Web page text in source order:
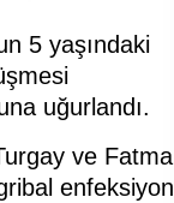
5 yaşındaki
uğurlandı.
ve Fatma
enfeksiyon